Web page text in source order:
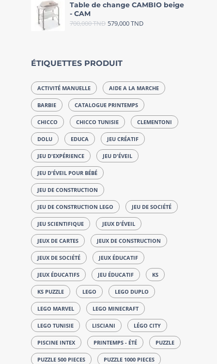
Table de change CAMBIO beige
- CAM
700,000TND 579,000TND
ÉTIQUETTES PRODUIT
ACTIVITÉ MANUELLE AIDE A LA MARCHE
BARBIE CATALOGUE PRINTEMPS
CHICCO CHICCO TUNISIE CLEMENTONI
DOLU EDUCA JEU CRÉATIF
JEU D'EXPÉRIENCE JEU D'ÉVEIL
JEU D'ÉVEIL POUR BÉBÉ
JEU DE CONSTRUCTION
JEU DE CONSTRUCTION LEGO JEU DE SOCIÉTÉ
JEU SCIENTIFIQUE JEUX D'ÉVEIL
JEUX DE CARTES JEUX DE CONSTRUCTION
JEUX DE SOCIÉTÉ JEUX ÉDUCATIF
JEUX ÉDUCATIFS JEU ÉDUCATIF KS
KS PUZZLE LEGO LEGO DUPLO
LEGO MARVEL LEGO MINECRAFT
LEGO TUNISIE LISCIANI LÉGO CITY
PISCINE INTEX PRINTEMPS - ÉTÉ PUZZLE
PUZZLE 500 PIECES PUZZLE 1000 PIECES